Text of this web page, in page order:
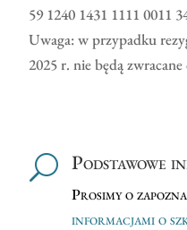
59 1240 1431 1111 0011
Uwaga: w przypadku
2025 r. nie będą zwracane
U Podstawowe
Prosimy o
informacjami o